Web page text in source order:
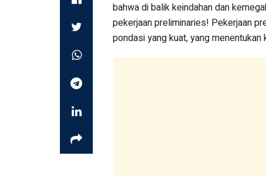
bahwa di balik keindahan dan
pekerjaan preliminaries! Pekerjaan
pondasi yang kuat, yang